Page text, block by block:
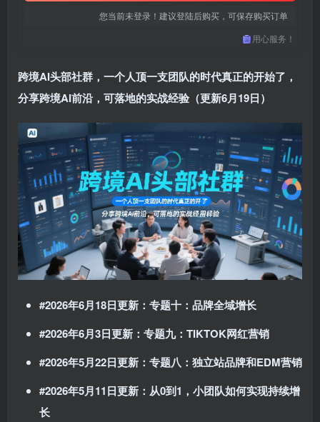
您当前未登录！建议登陆后购买，可保存购买订单
用心服务！
跨境AI头部社群，一个人顶一支团队的时代真正的开始了，
分享跨境AI前沿，可落地的实战经验（更新6月19日）
#2026年6月18日更新：专题十：品牌全域增长
#2026年6月3日更新：专题九：TIKTOK网红营销
#2026年5月22日更新：专题八：独立站品牌和EDM营销
#2026年5月11日更新：从0到1，小团队如何实现持续增
长